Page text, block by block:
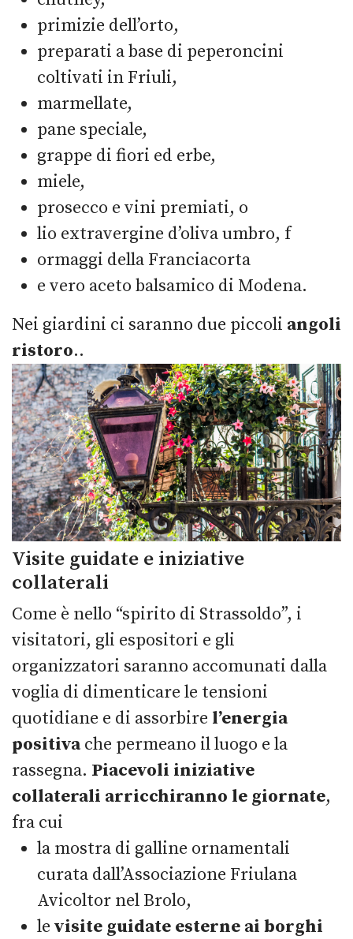
primizie dell’orto,
preparati a base di peperoncini
coltivati in Friuli,
marmellate,
pane speciale,
grappe di fiori ed erbe,
miele,
prosecco e vini premiati, o
lio extravergine d’oliva umbro, f
ormaggi della Franciacorta
e vero aceto balsamico di Modena.
Nei giardini ci saranno due piccoli angoli
ristoro..
Visite guidate e iniziative
collaterali
Come è nello “spirito di Strassoldo”, i
visitatori, gli espositori e gli
organizzatori saranno accomunati dalla
voglia di dimenticare le tensioni
quotidiane e di assorbire l’energia
positivache permeano il luogo e la
rassegna. Piacevoli iniziative
collaterali arricchiranno le giornate,
fra cui
la mostra di galline ornamentali
curata dall’Associazione Friulana
Avicoltor nel Brolo,
le visite guidate esterne ai borghi